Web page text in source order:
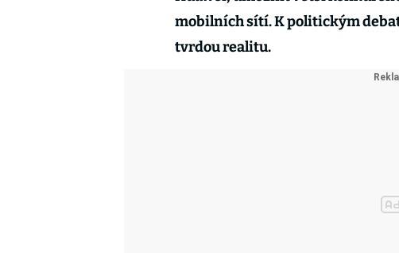
mobilních sítí. K politickým
tvrdou realitu.